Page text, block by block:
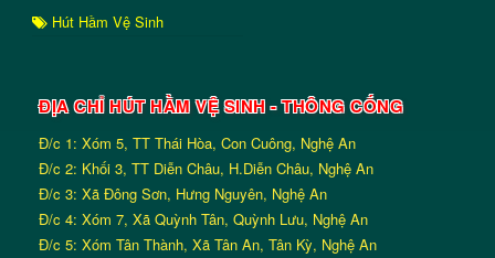
Hút Hầm Vệ Sinh
ĐỊA CHỈ HÚT HẦM VỆ SINH - THÔNG CỐNG
Đ/c 1: Xóm 5, TT Thái Hòa, Con Cuông, Nghệ An
Đ/c 2: Khối 3, TT Diễn Châu, H.Diễn Châu, Nghệ An
Đ/c 3: Xã Đông Sơn, Hưng Nguyên, Nghệ An
Đ/c 4: Xóm 7, Xã Quỳnh Tân, Quỳnh Lưu, Nghệ An
Đ/c 5: Xóm Tân Thành, Xã Tân An, Tân Kỳ, Nghệ An